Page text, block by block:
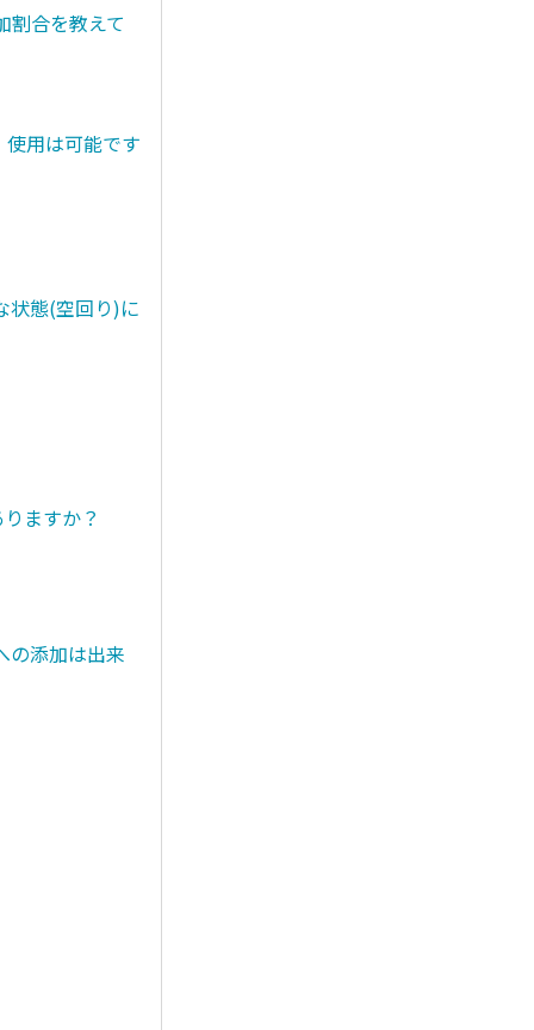
割合を教えて
用は可能です
状態(空回り)に
ますか？
の添加は出来